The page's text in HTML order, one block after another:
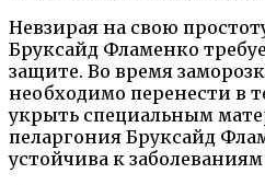
Невзирая на свою
Бруксайд Фламенко
защите. Во время
необходимо перенести в
укрыть специальным
пеларгония Бруксайд
устойчива к